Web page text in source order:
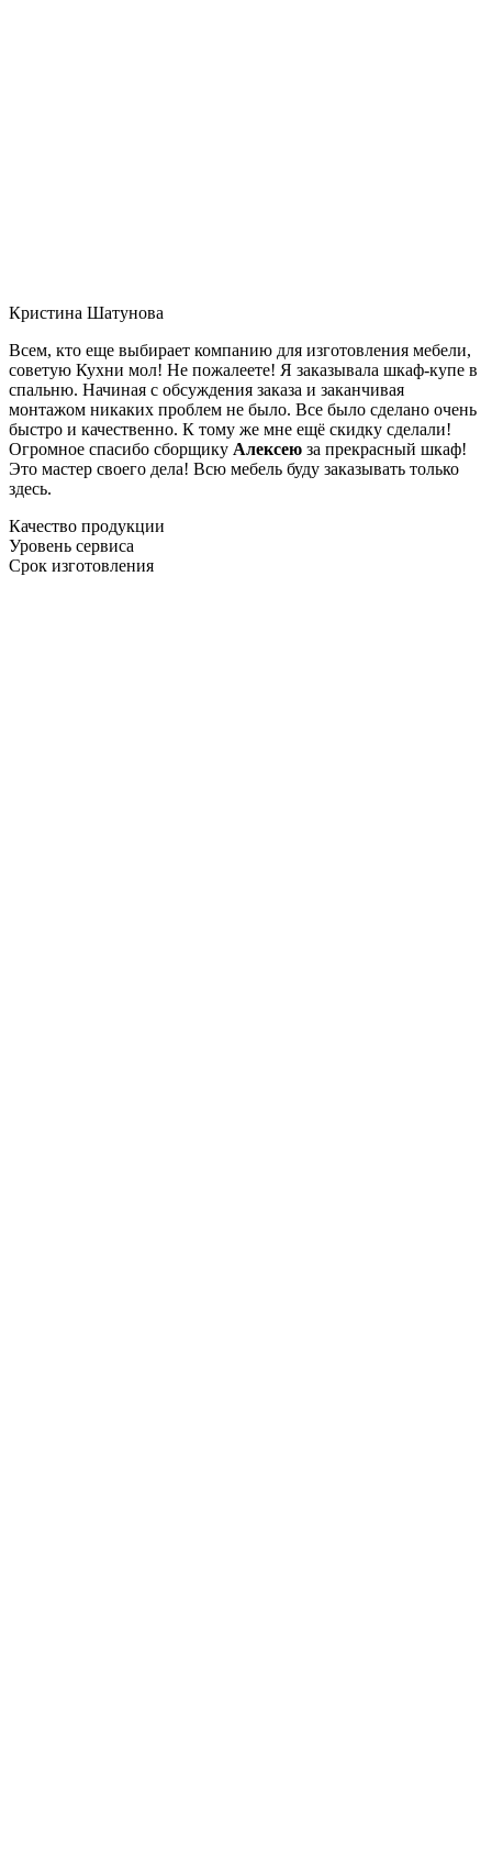
Кристина Шатунова
Всем, кто еще выбирает компанию для изготовления мебели,
советую Кухни мол! Не пожалеете! Я заказывала шкаф-купе в
спальню. Начиная с обсуждения заказа и заканчивая
монтажом никаких проблем не было. Все было сделано очень
быстро и качественно. К тому же мне ещё скидку сделали!
Огромное спасибо сборщику Алексею за прекрасный шкаф!
Это мастер своего дела! Всю мебель буду заказывать только
здесь.
Качество продукции
Уровень сервиса
Срок изготовления